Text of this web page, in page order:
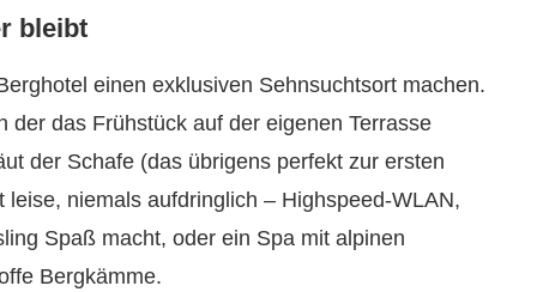
bleibt
einen exklusiven Sehnsuchtsort machen.
das Frühstück auf der eigenen Terrasse
der Schafe (das übrigens perfekt zur ersten
niemals aufdringlich – Highspeed-WLAN,
Spaß macht, oder ein Spa mit alpinen
Bergkämme.